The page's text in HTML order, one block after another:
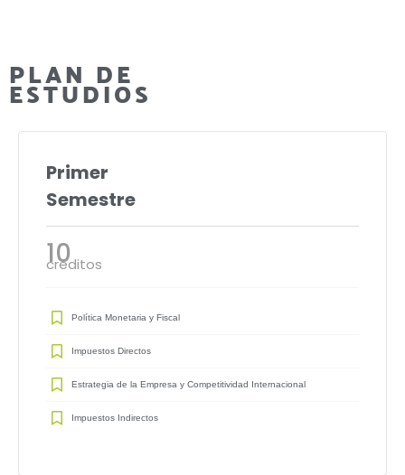
PLAN DE
ESTUDIOS
Primer
Semestre
10
créditos
Política Monetaria y Fiscal
Impuestos Directos
Estrategia de la Empresa y Competitividad Internacional
Impuestos Indirectos